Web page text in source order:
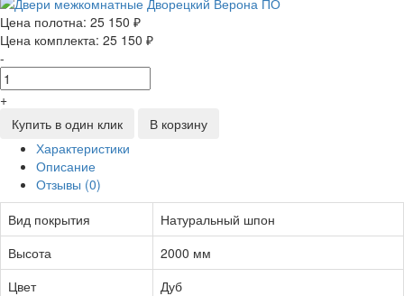
Цена полотна: 25 150 ₽
Цена комплекта: 25 150 ₽
-
+
Купить в один клик
В корзину
Характеристики
Описание
Отзывы (0)
Вид покрытия
Натуральный шпон
Высота
2000 мм
Цвет
Дуб